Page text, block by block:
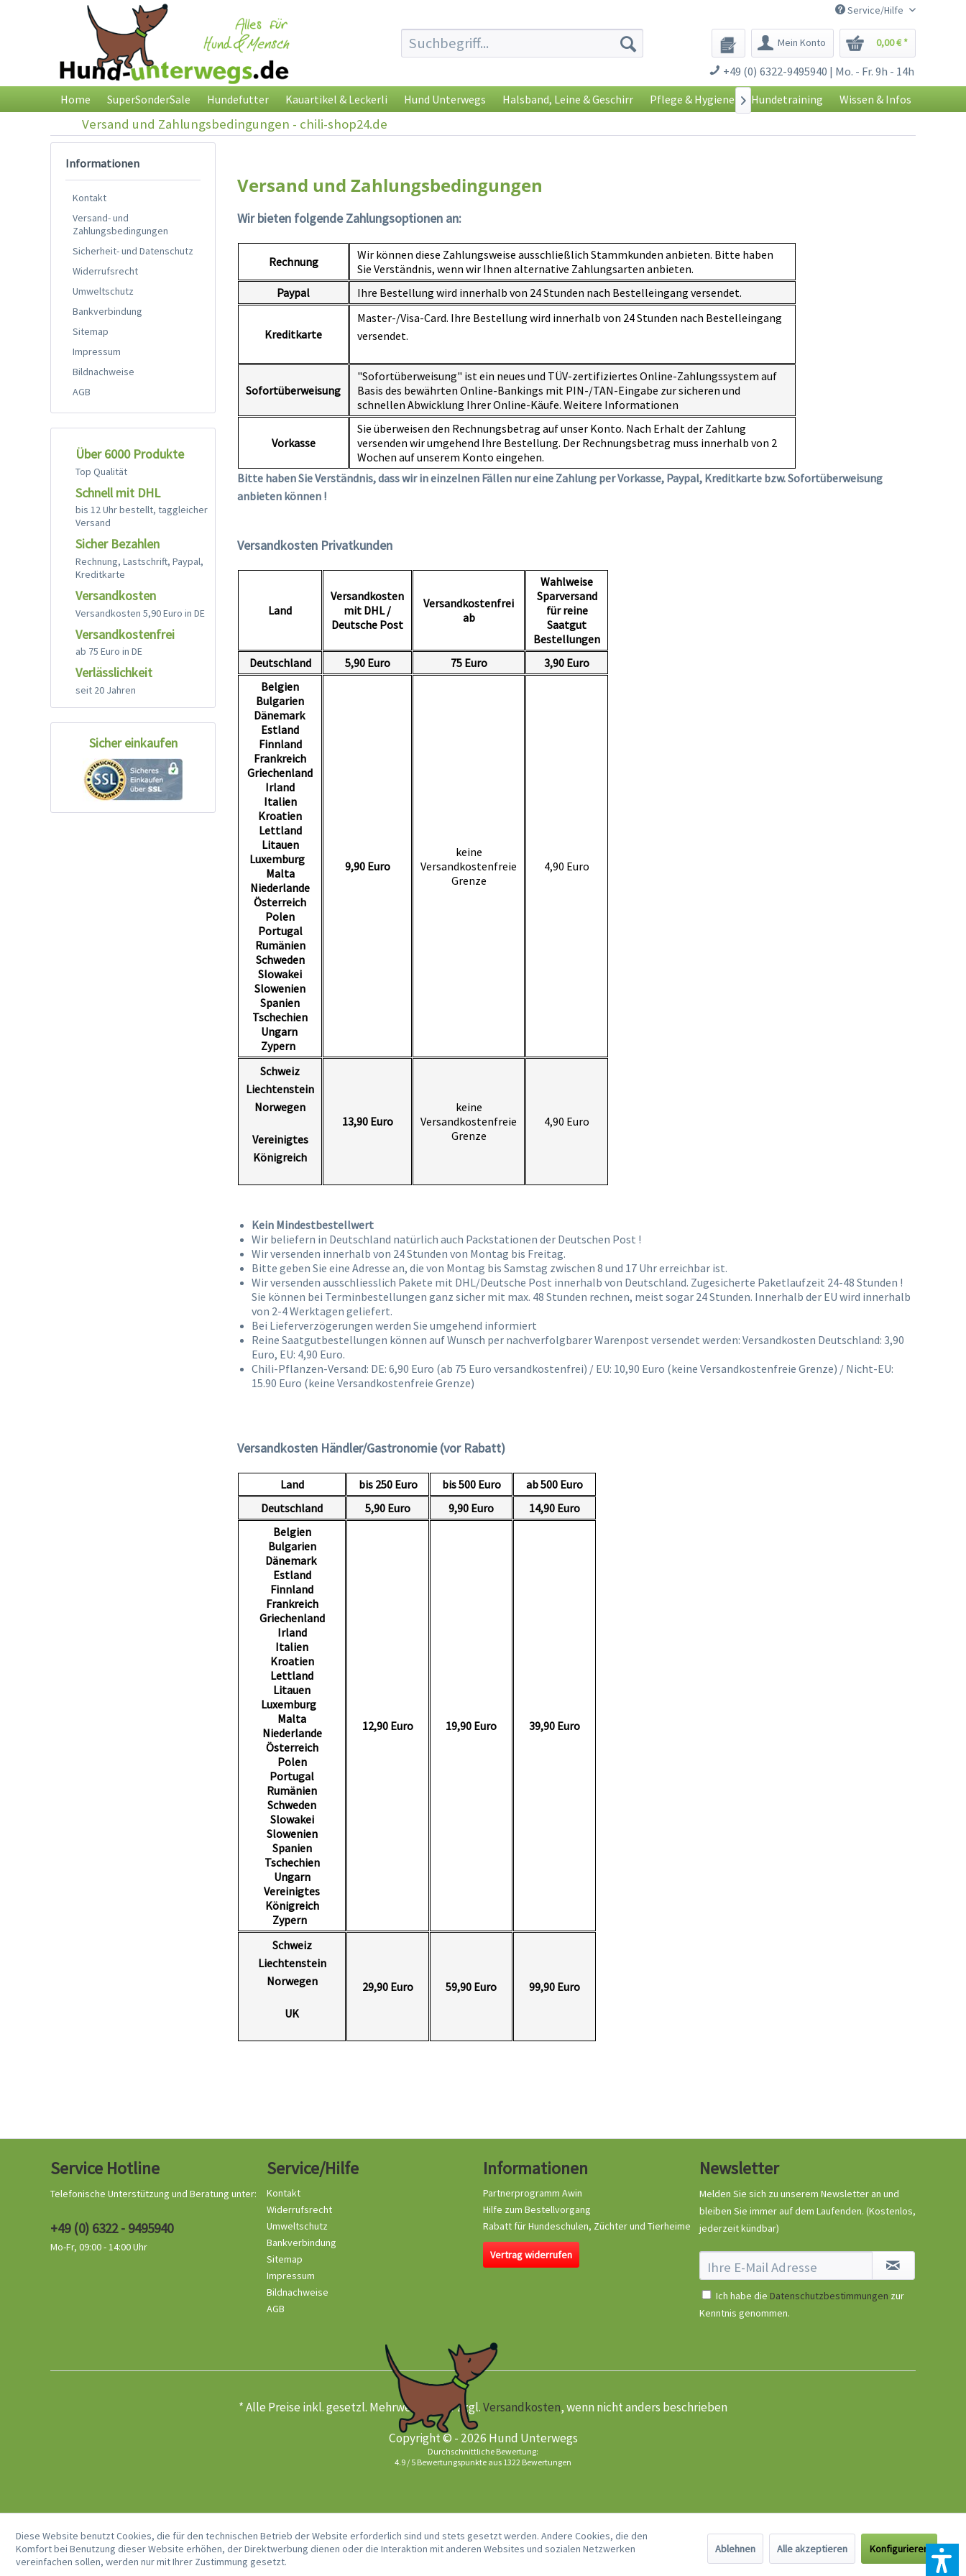
Service/Hilfe
Mein Konto 0,00 € *
+49 (0) 6322-9495940 | Mo. - Fr. 9h - 14h
Home SuperSonderSale Hundefutter Kauartikel & Leckerli Hund Unterwegs Halsband, Leine & Geschirr Pflege & Hygiene Hundetraining Wissen & Infos

Versand und Zahlungsbedingungen - chili-shop24.de
Informationen
Kontakt
Versand- und
Zahlungsbedingungen
Sicherheit- und Datenschutz
Widerrufsrecht
Umweltschutz
Bankverbindung
Sitemap
Impressum
Bildnachweise
AGB
Über 6000 Produkte
Top Qualität
Schnell mit DHL
bis 12 Uhr bestellt, taggleicher
Versand
Sicher Bezahlen
Rechnung, Lastschrift, Paypal,
Kreditkarte
Versandkosten
Versandkosten 5,90 Euro in DE
Versandkostenfrei
ab 75 Euro in DE
Verlässlichkeit
seit 20 Jahren
Sicher einkaufen
Versand und Zahlungsbedingungen
Wir bieten folgende Zahlungsoptionen an:
Rechnung
Wir können diese Zahlungsweise ausschließlich Stammkunden anbieten. Bitte haben
Sie Verständnis, wenn wir Ihnen alternative Zahlungsarten anbieten.
Paypal
Ihre Bestellung wird innerhalb von 24 Stunden nach Bestelleingang versendet.
Kreditkarte
Master-/Visa-Card. Ihre Bestellung wird innerhalb von 24 Stunden nach Bestelleingang
versendet.
Sofortüberweisung
"Sofortüberweisung" ist ein neues und TÜV-zertifiziertes Online-Zahlungssystem auf
Basis des bewährten Online-Bankings mit PIN-/TAN-Eingabe zur sicheren und
schnellen Abwicklung Ihrer Online-Käufe. Weitere Informationen
Vorkasse
Sie überweisen den Rechnungsbetrag auf unser Konto. Nach Erhalt der Zahlung
versenden wir umgehend Ihre Bestellung. Der Rechnungsbetrag muss innerhalb von 2
Wochen auf unserem Konto eingehen.
Bitte haben Sie Verständnis, dass wir in einzelnen Fällen nur eine Zahlung per Vorkasse, Paypal, Kreditkarte bzw. Sofortüberweisung
anbieten können !
Versandkosten Privatkunden
Land
Versandkosten
mit DHL /
Deutsche Post
Versandkostenfrei
ab
Wahlweise
Sparversand
für reine
Saatgut
Bestellungen
Deutschland
5,90 Euro 75 Euro
3,90 Euro
Belgien
Bulgarien
Dänemark
Estland
Finnland
Frankreich
Griechenland
Irland
Italien
Kroatien
Lettland
Litauen
Luxemburg
Malta
Niederlande
Österreich
Polen
Portugal
Rumänien
Schweden
Slowakei
Slowenien
Spanien
Tschechien
Ungarn
Zypern
9,90 Euro
keine
Versandkostenfreie
Grenze
4,90 Euro
Schweiz
Liechtenstein
Norwegen
Vereinigtes
Königreich
13,90 Euro
keine
Versandkostenfreie
Grenze
4,90 Euro
Kein Mindestbestellwert
Wir beliefern in Deutschland natürlich auch Packstationen der Deutschen Post !
Wir versenden innerhalb von 24 Stunden von Montag bis Freitag.
Bitte geben Sie eine Adresse an, die von Montag bis Samstag zwischen 8 und 17 Uhr erreichbar ist.
Wir versenden ausschliesslich Pakete mit DHL/Deutsche Post innerhalb von Deutschland. Zugesicherte Paketlaufzeit 24-48 Stunden !
Sie können bei Terminbestellungen ganz sicher mit max. 48 Stunden rechnen, meist sogar 24 Stunden. Innerhalb der EU wird innerhalb
von 2-4 Werktagen geliefert.
Bei Lieferverzögerungen werden Sie umgehend informiert
Reine Saatgutbestellungen können auf Wunsch per nachverfolgbarer Warenpost versendet werden: Versandkosten Deutschland: 3,90
Euro, EU: 4,90 Euro.
Chili-Pflanzen-Versand: DE: 6,90 Euro (ab 75 Euro versandkostenfrei) / EU: 10,90 Euro (keine Versandkostenfreie Grenze) / Nicht-EU:
15.90 Euro (keine Versandkostenfreie Grenze)
Versandkosten Händler/Gastronomie (vor Rabatt)
Land bis 250 Euro bis 500 Euro
ab 500 Euro
Deutschland
5,90 Euro 9,90 Euro
14,90 Euro
Belgien
Bulgarien
Dänemark
Estland
Finnland
Frankreich
Griechenland
Irland
Italien
Kroatien
Lettland
Litauen
Luxemburg
Malta
Niederlande
Österreich
Polen
Portugal
Rumänien
Schweden
Slowakei
Slowenien
Spanien
Tschechien
Ungarn
Vereinigtes
Königreich
Zypern
12,90 Euro 19,90 Euro 39,90 Euro
Schweiz
Liechtenstein
Norwegen
UK
29,90 Euro 59,90 Euro 99,90 Euro
Service Hotline
Telefonische Unterstützung und Beratung unter:
+49 (0) 6322 - 9495940
Mo-Fr, 09:00 - 14:00 Uhr
Service/Hilfe
Kontakt
Widerrufsrecht
Umweltschutz
Bankverbindung
Sitemap
Impressum
Bildnachweise
AGB
Informationen
Partnerprogramm Awin
Hilfe zum Bestellvorgang
Rabatt für Hundeschulen, Züchter und Tierheime
Vertrag widerrufen
Newsletter
Melden Sie sich zu unserem Newsletter an und
bleiben Sie immer auf dem Laufenden. (Kostenlos,
jederzeit kündbar)
Ich habe die Datenschutzbestimmungen zur
Kenntnis genommen.
* Alle Preise inkl. gesetzl. Mehrwertsteuer zzgl.Versandkosten, wenn nicht anders beschrieben
Copyright © - 2026 Hund Unterwegs
Durchschnittliche Bewertung:
4.9 / 5 Bewertungspunkte aus 1322 Bewertungen
Diese Website benutzt Cookies, die für den technischen Betrieb der Website erforderlich sind und stets gesetzt werden. Andere Cookies, die den
Komfort bei Benutzung dieser Website erhöhen, der Direktwerbung dienen oder die Interaktion mit anderen Websites und sozialen Netzwerken
vereinfachen sollen, werden nur mit Ihrer Zustimmung gesetzt.
Ablehnen Alle akzeptieren Konfigurieren